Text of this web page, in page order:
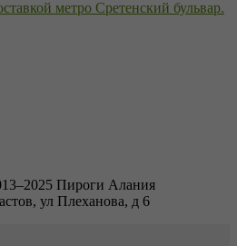
Пироги Алания
ул Плеханова, д 6